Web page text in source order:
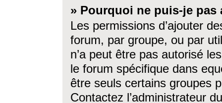
» Pourquoi ne puis-je
Les permissions d’ajouter
forum, par groupe, ou par
n’a peut être pas autorisé
le forum spécifique dans
être seuls certains groupes
Contactez l’administrateur